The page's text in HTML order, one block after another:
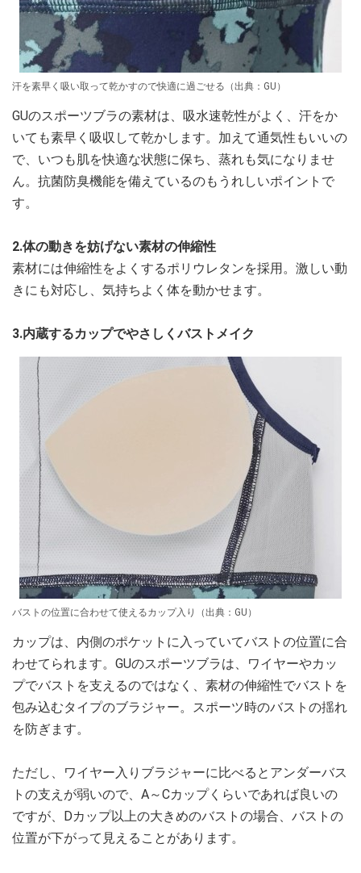
汗を素早く吸い取って乾かすので快適に過ごせる（出典：GU）
GUのスポーツブラの素材は、吸水速乾性がよく、汗をか
いても素早く吸収して乾かします。加えて通気性もいいの
で、いつも肌を快適な状態に保ち、蒸れも気になりませ
ん。抗菌防臭機能を備えているのもうれしいポイントで
す。
2.体の動きを妨げない素材の伸縮性
素材には伸縮性をよくするポリウレタンを採用。激しい動
きにも対応し、気持ちよく体を動かせます。
3.内蔵するカップでやさしくバストメイク
バストの位置に合わせて使えるカップ入り（出典：GU）
カップは、内側のポケットに入っていてバストの位置に合
わせてられます。GUのスポーツブラは、ワイヤーやカッ
プでバストを支えるのではなく、素材の伸縮性でバストを
包み込むタイプのブラジャー。スポーツ時のバストの揺れ
を防ぎます。
ただし、ワイヤー入りブラジャーに比べるとアンダーバス
トの支えが弱いので、A～Cカップくらいであれば良いの
ですが、Dカップ以上の大きめのバストの場合、バストの
位置が下がって見えることがあります。